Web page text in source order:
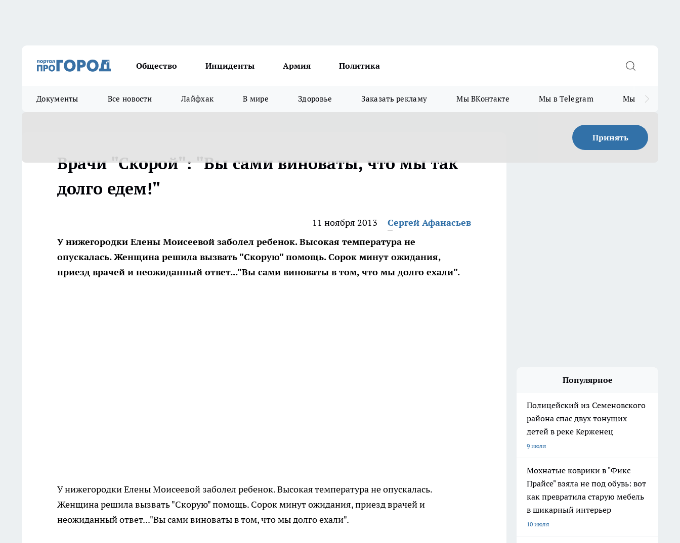
Общество Инциденты Армия Политика
Документы Все новости Лайфхак В мире Здоровье Заказать рекламу Мы ВКонтакте Мы в Telegram Мы в MAX
Принять
Врачи "Скорой": "Вы сами виноваты, что мы так
долго едем!"
11 ноября 2013
Сергей Афанасьев
У нижегородки Елены Моисеевой заболел ребенок. Высокая температура не
опускалась. Женщина решила вызвать "Скорую" помощь. Сорок минут ожидания,
приезд врачей и неожиданный ответ..."Вы сами виноваты в том, что мы долго ехали".
У нижегородки Елены Моисеевой заболел ребенок. Высокая температура не опускалась.
Женщина решила вызвать "Скорую" помощь. Сорок минут ожидания, приезд врачей и
неожиданный ответ..."Вы сами виноваты в том, что мы долго ехали".
Популярное
Полицейский из Семеновского
района спас двух тонущих
детей в реке Керженец
9 июля
Мохнатые коврики в "Фикс
Прайсе" взяла не под обувь: вот
как превратила старую мебель
в шикарный интерьер
10 июля